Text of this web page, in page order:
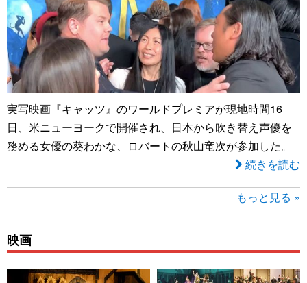
実写映画『キャッツ』のワールドプレミアが現地時間16
日、米ニューヨークで開催され、日本から吹き替え声優を
務める女優の葵わかな、ロバートの秋山竜次が参加した。
続きを読む
もっと見る »
映画